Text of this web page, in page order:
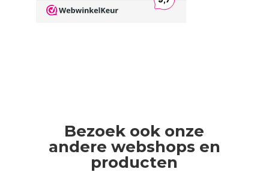
Bezoek ook onze
andere webshops en
producten